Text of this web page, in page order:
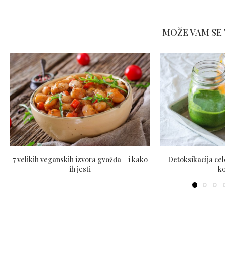
MOŽE VAM
7 velikih veganskih izvora gvožđa – i kako
ih jesti
Detoksikacija